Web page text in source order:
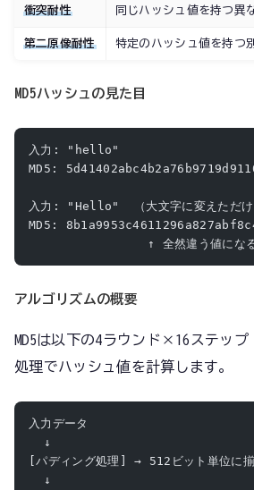
衝突耐性 同じハッシュ値を持つ異
第二原像耐性 特定のハッシュ値を持つ
MD5ハッシュの見た目
入力: "hello"
MD5:
入力: "Hello"  （大文字に変えただけ
MD5:
↑ 全然違う値になる
アルゴリズムの概要
MD5は以下の4ラウンド×16ステッ
処理でハッシュ値を計算します。
入力データ
  ↓
[パディング処理] → 512ビット単位に
  ↓